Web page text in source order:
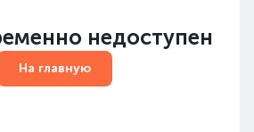
недоступен
На главную